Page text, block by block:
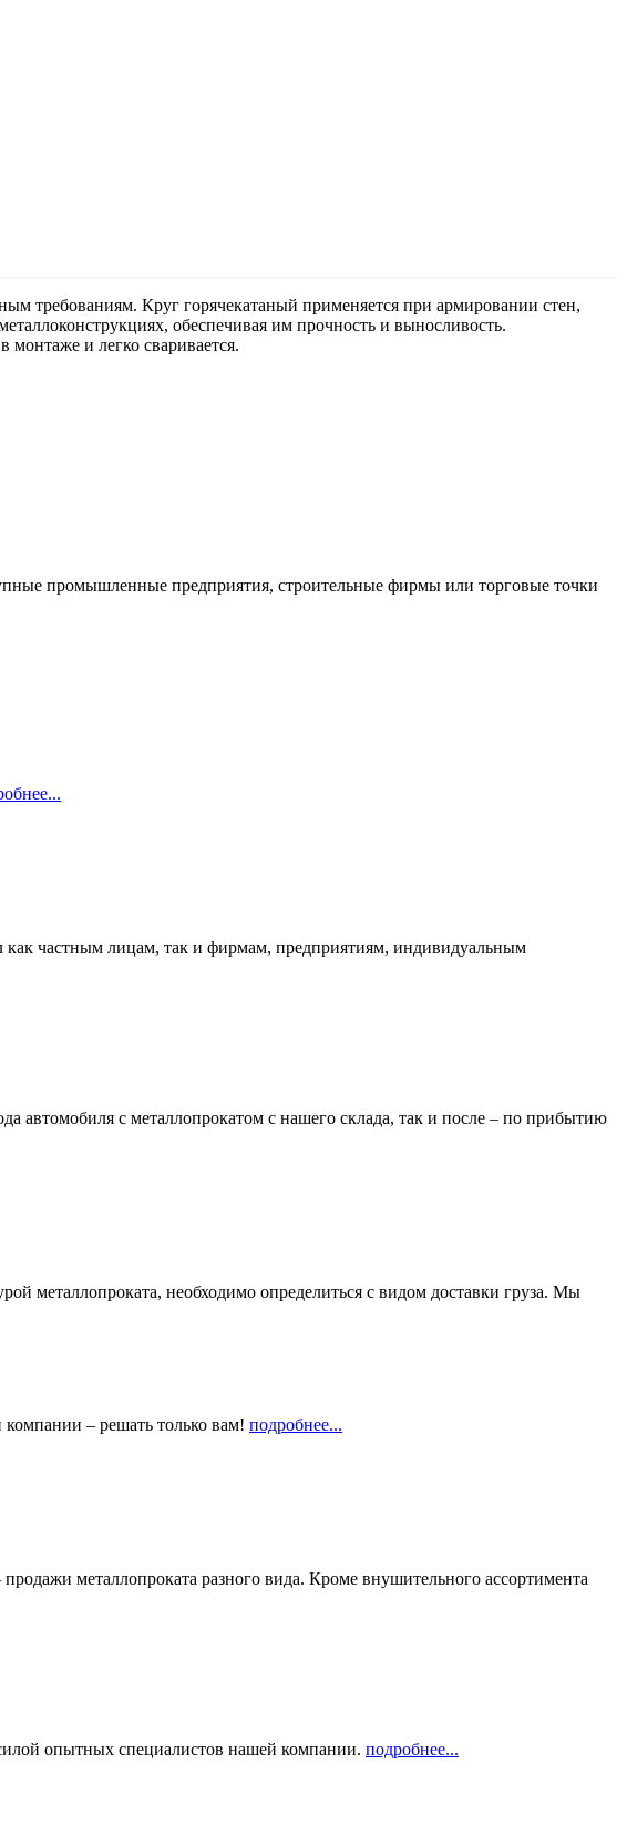
требованиям. Круг горячекатаный применяется при армировании стен,
обеспечивая им прочность и выносливость.
и легко сваривается.
промышленные предприятия, строительные фирмы или торговые точки
как частным лицам, так и фирмам, предприятиям, индивидуальным
автомобиля с металлопрокатом с нашего склада, так и после – по прибытию
металлопроката, необходимо определиться с видом доставки груза. Мы
– решать только вам! подробнее...
металлопроката разного вида. Кроме внушительного ассортимента
опытных специалистов нашей компании. подробнее...